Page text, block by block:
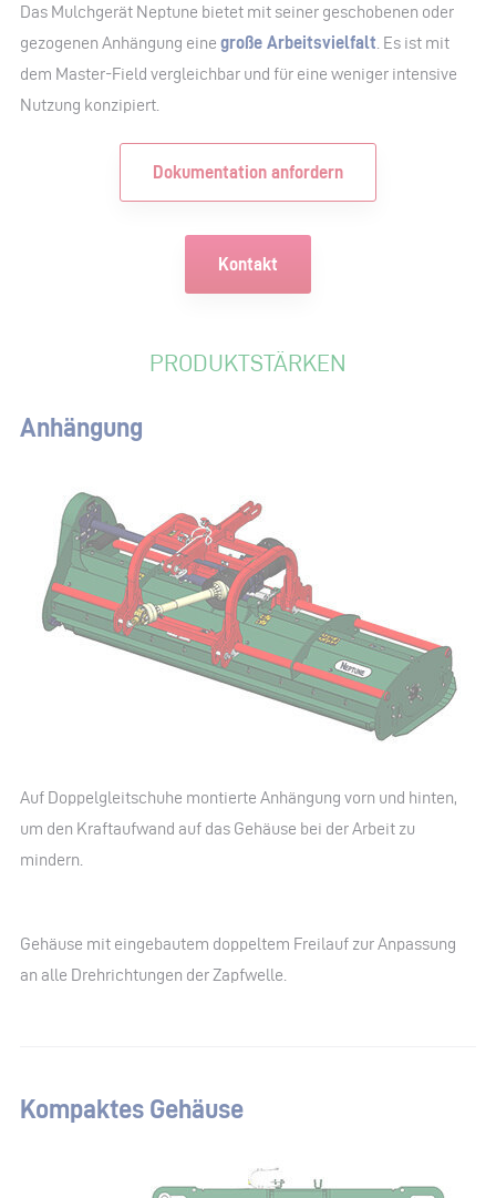
Das Mulchgerät Neptune bietet mit seiner geschobenen oder
gezogenen Anhängung eine große Arbeitsvielfalt . Es ist mit
dem Master-Field vergleichbar und für eine weniger intensive
Nutzung konzipiert.
Dokumentation anfordern
Kontakt
PRODUKTSTÄRKEN
Anhängung
Auf Doppelgleitschuhe montierte Anhängung vorn und hinten,
um den Kraftaufwand auf das Gehäuse bei der Arbeit zu
mindern.
Gehäuse mit eingebautem doppeltem Freilauf zur Anpassung
an alle Drehrichtungen der Zapfwelle.
Kompaktes Gehäuse